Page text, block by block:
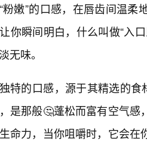
粉嫩”的口感，在唇齿间温
你瞬间明白，什么叫做“入
无味。
特的口感，源于其精选的食
是那般🤔蓬松而富有空气
命力，当你咀嚼时，它会